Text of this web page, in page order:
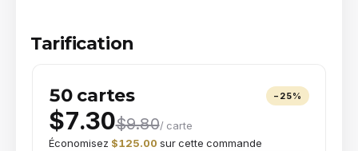
Tarification
50 cartes − 25%
$7.30$9.80/ carte
Économisez $125.00 sur cette commande